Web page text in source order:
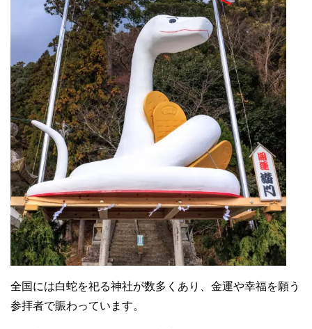
全国には白蛇を祀る神社が数多くあり、金運や幸福を願う
参拝者で賑わっています。